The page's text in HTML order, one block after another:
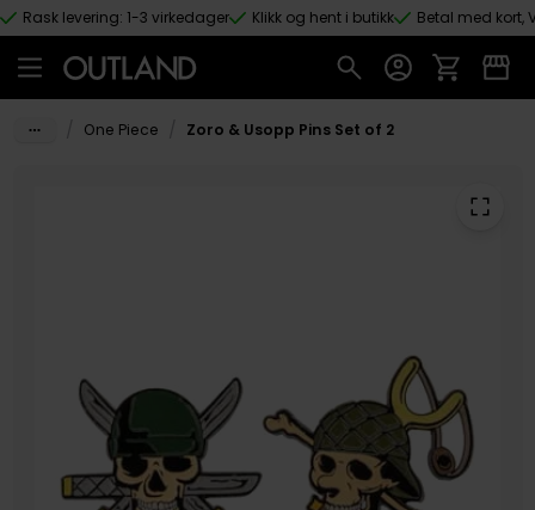
Hopp til hovedinnhold
Rask levering: 1-3 virkedager Klikk og hent i butikk Betal med kort,
One Piece Zoro & Usopp Pins Set of 2